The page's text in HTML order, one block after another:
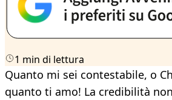
1 min di lettura
Quanto mi sei contestabile, o
quanto ti amo! La credibilità